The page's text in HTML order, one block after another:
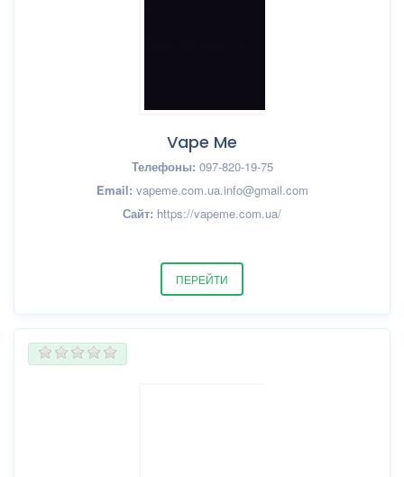
Vape Me
Телефоны: 097-820-19-75
Email: vapeme.com.ua.info@gmail.com
Сайт: https://vapeme.com.ua/
ПЕРЕЙТИ